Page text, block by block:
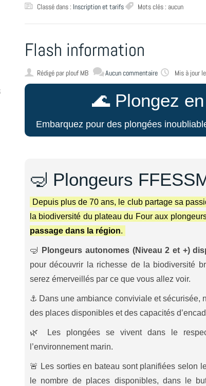
Classé dans : Inscription et tarifs Mots clés : aucun
Flash information
Rédigé parplouf MB Aucun commentaire Mis à jour
🌊 Plongez
Embarquez pour des plongées
🤿 Plongeurs
Depuis plus de 70 ans, le club partage sa
la biodiversité du plateau du Four aux
passage dans la région.
🤿 Plongeurs autonomes (Niveau 2 et +)
pour découvrir la richesse de la biodiversité
serez émerveillés par ce que vous allez voir.
⚓ Dans une ambiance conviviale et
des places disponibles et des capacités
🌿 Les plongées se vivent dans le
l’environnement marin.
🚨 Les sorties en bateau sont planifiées selon
le nombre de places disponibles, dans le